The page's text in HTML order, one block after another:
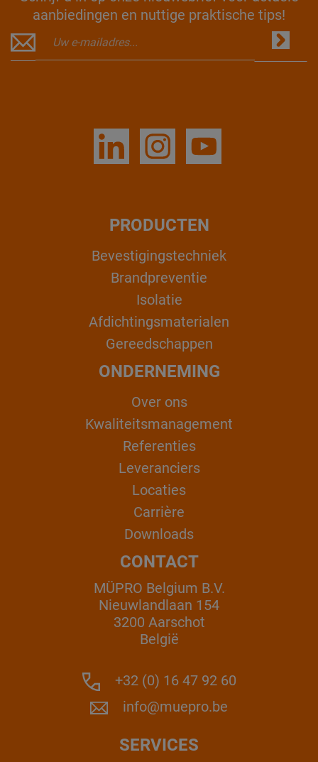
aanbiedingen en nuttige praktische tips!
PRODUCTEN
Bevestigingstechniek
Brandpreventie
Isolatie
Afdichtingsmaterialen
Gereedschappen
ONDERNEMING
Over ons
Kwaliteitsmanagement
Referenties
Leveranciers
Locaties
Carrière
Downloads
CONTACT
MÜPRO Belgium B.V.
Nieuwlandlaan 154
3200 Aarschot
België
+32 (0) 16 47 92 60
info@muepro.be
SERVICES